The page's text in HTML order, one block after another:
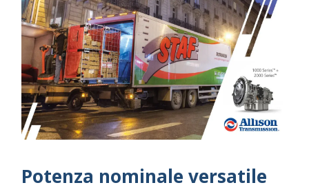
Potenza nominale versatile